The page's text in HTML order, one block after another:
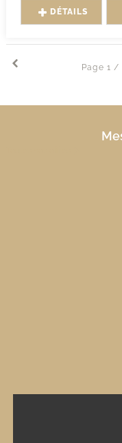
DÉTAILS
Page 1 /